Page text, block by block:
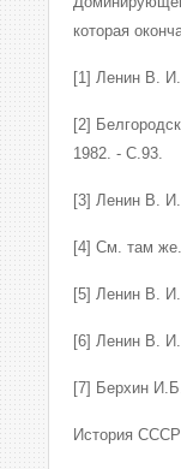
которая
[1] Ленин В.
[2]
1982. - С.93.
[3] Ленин В.
[4] См. там
[5] Ленин В.
[6] Ленин В.
[7] Берхин
История